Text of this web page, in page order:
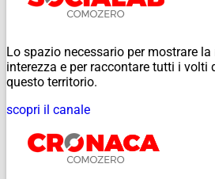
Lo spazio necessario per mostrare
interezza e per raccontare tutti i volti
questo territorio.
scopri il canale